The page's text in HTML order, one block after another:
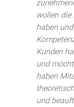
wollen die
haben
Kunden
und
haben
und